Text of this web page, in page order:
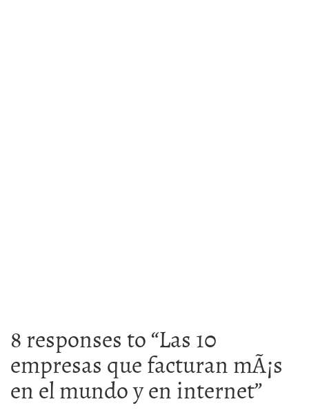
8 responses to “Las 10
empresas que facturan mÃ¡s
en el mundo y en internet”